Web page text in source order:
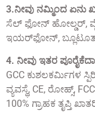
3.ನೀವು ನಮ್ಮಿಂದ ಏನು
ಸೆಲ್ ಫೋನ್ ಹೋಲ್ಡರ್,
ಇಯರ್‌ಫೋನ್, ಬ್ಲೂಟೂತ್
4. ನೀವು ಇತರ
GCC ಕುಶಲಕರ್ಮಿಗಳ
ವ್ಯವಸ್ಥೆ, CE, ರೋಹ್ಸ್,
100% ಗ್ರಾಹಕ ತೃಪ್ತಿ